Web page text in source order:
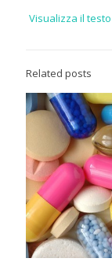
Visualizza il
Related posts